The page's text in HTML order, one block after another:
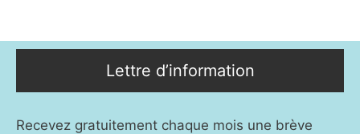
Lettre d’information
Recevez gratuitement chaque mois une brève